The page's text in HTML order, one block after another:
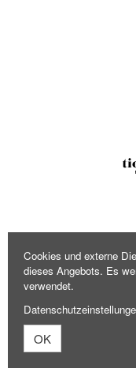
Cookies und externe
dieses Angebots. Es
verwendet.
OK